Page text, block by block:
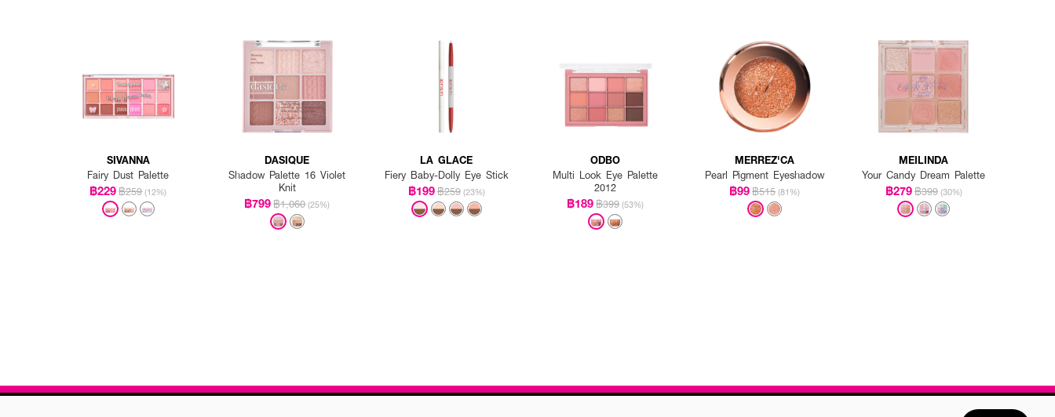
SIVANNA
Fairy Dust Palette
฿229฿259 (12%)
DASIQUE
Shadow Palette 16 Violet
Knit
฿799฿1,060 (25%)
LA GLACE
Fiery Baby-Dolly Eye Stick
฿199฿259 (23%)
ODBO
Multi Look Eye Palette
2012
฿189฿399 (53%)
MERREZ'CA
Pearl Pigment Eyeshadow
฿99฿515 (81%)
MEILINDA
Your Candy Dream Palette
฿279฿399 (30%)